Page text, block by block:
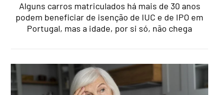
Alguns carros matriculados há mais de 30 anos
podem beneficiar de isenção de IUC e de IPO em
Portugal, mas a idade, por si só, não chega